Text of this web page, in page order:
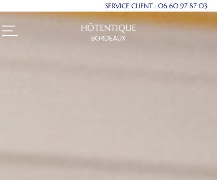
SERVICE CLIENT : 06 60 97 87 03
HÔTENTIQUE
BORDEAUX